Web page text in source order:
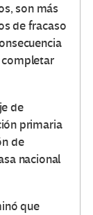
son más
de fracaso
de
primaria
de
nacional
que